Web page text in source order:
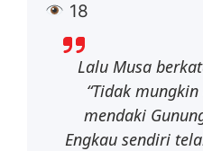
18
Lalu Musa
“Tidak mungkin
mendaki
Engkau sendiri